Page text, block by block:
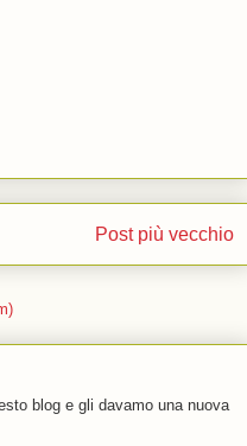
Post più vecchio
blog e gli davamo una nuova